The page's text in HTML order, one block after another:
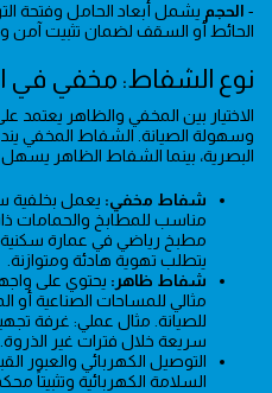
- الحجم يشمل أبعاد الحامل وفتحة
الحائط أو السقف لضمان تثبيت
نوع الشفاط: مخفي في
الاختيار بين المخفي والظاهر يعتمد
وسهولة الصيانة. الشفاط المخفي
البصرية، بينما الشفاط الظاهر
شفاط مخفي: يعمل
مناسب للمطابخ والحمامات
مطبخ رياضي في عمارة
يتطلب تهوية هادئة ومتوازنة.
شفاط ظاهر: يحتوي على
مثالي للمساحات الصناعية أو
للصيانة. مثال عملي: غرفة
سريعة خلال فترات غير الذروة.
التوصيل الكهربائي والعبور
السلامة الكهربائية وتثبيتاً